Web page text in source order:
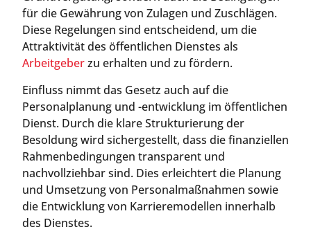
für die Gewährung von Zulagen und Zuschlägen.
Diese Regelungen sind entscheidend, um die
Attraktivität des öffentlichen Dienstes als
Arbeitgeberzu erhalten und zu fördern.
Einfluss nimmt das Gesetz auch auf die
Personalplanung und -entwicklung im öffentlichen
Dienst. Durch die klare Strukturierung der
Besoldung wird sichergestellt, dass die finanziellen
Rahmenbedingungen transparent und
nachvollziehbar sind. Dies erleichtert die Planung
und Umsetzung von Personalmaßnahmen sowie
die Entwicklung von Karrieremodellen innerhalb
des Dienstes.